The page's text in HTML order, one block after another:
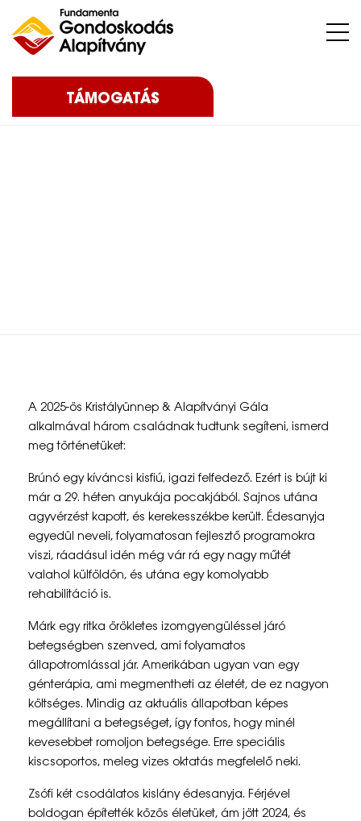
TÁMOGATÁS
r
i
s
t
á
l
y
ü
n
n
p
A
A 2025-ös Kristályünnep & Alapítványi Gála
alkalmával három családnak tudtunk segíteni, ismerd
meg történetüket:
Brúnó egy kíváncsi kisfiú, igazi felfedező. Ezért is bújt ki
már a 29. héten anyukája pocakjából. Sajnos utána
agyvérzést kapott, és kerekesszékbe került. Édesanyja
egyedül neveli, folyamatosan fejlesztő programokra
viszi, ráadásul idén még vár rá egy nagy műtét
valahol külföldön, és utána egy komolyabb
rehabilitáció is.
Márk egy ritka örökletes izomgyengüléssel járó
betegségben szenved, ami folyamatos
állapotromlással jár. Amerikában ugyan van egy
génterápia, ami megmentheti az életét, de ez nagyon
költséges. Mindig az aktuális állapotban képes
megállítani a betegséget, így fontos, hogy minél
kevesebbet romoljon betegsége. Erre speciális
kiscsoportos, meleg vizes oktatás megfelelő neki.
Zsófi két csodálatos kislány édesanyja. Férjével
boldogan építették közös életüket, ám jött 2024, és